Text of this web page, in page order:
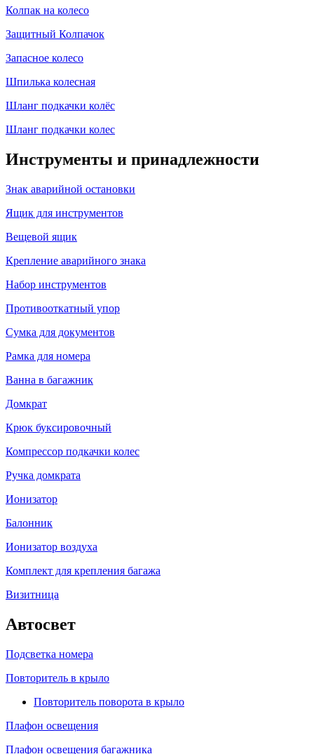
Колпак на колесо
Защитный Колпачок
Запасное колесо
Шпилька колесная
Шланг подкачки колёс
Шланг подкачки колес
Инструменты и принадлежности
Знак аварийной остановки
Ящик для инструментов
Вещевой ящик
Крепление аварийного знака
Набор инструментов
Противооткатный упор
Сумка для документов
Рамка для номера
Ванна в багажник
Домкрат
Крюк буксировочный
Компрессор подкачки колес
Ручка домкрата
Ионизатор
Балонник
Ионизатор воздуха
Комплект для крепления багажа
Визитница
Автосвет
Подсветка номера
Повторитель в крыло
Повторитель поворота в крыло
Плафон освещения
Плафон освещения багажника